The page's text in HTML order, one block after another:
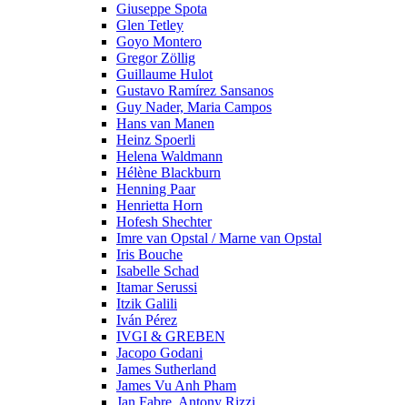
Giuseppe Spota
Glen Tetley
Goyo Montero
Gregor Zöllig
Guillaume Hulot
Gustavo Ramírez Sansanos
Guy Nader, Maria Campos
Hans van Manen
Heinz Spoerli
Helena Waldmann
Hélène Blackburn
Henning Paar
Henrietta Horn
Hofesh Shechter
Imre van Opstal / Marne van Opstal
Iris Bouche
Isabelle Schad
Itamar Serussi
Itzik Galili
Iván Pérez
IVGI & GREBEN
Jacopo Godani
James Sutherland
James Vu Anh Pham
Jan Fabre, Antony Rizzi